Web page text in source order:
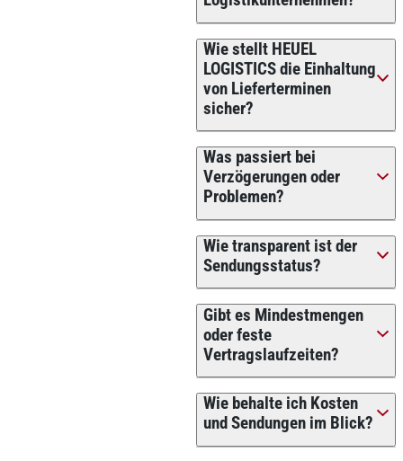
Wie stellt HEUEL
LOGISTICS die Einhaltung
von Lieferterminen
sicher?
Was passiert bei
Verzögerungen oder
Problemen?
Wie transparent ist der
Sendungsstatus?
Gibt es Mindestmengen
oder feste
Vertragslaufzeiten?
Wie behalte ich Kosten
und Sendungen im Blick?